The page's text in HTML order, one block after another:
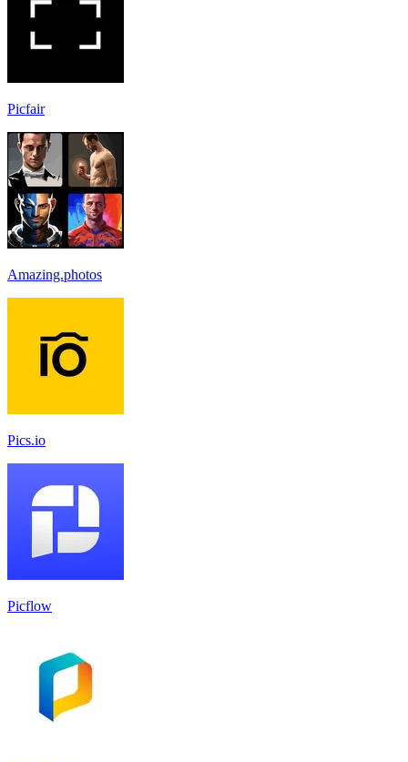
Picfair
Amazing.photos
Pics.io
Picflow